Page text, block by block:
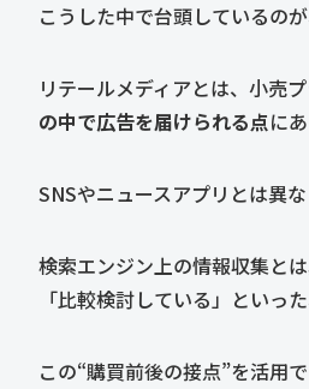
こうした中で台頭しているの
リテールメディアとは、小売
の中で広告を届けられる点に
SNSやニュースアプリとは異
検索エンジン上の情報収集と
「比較検討している」といっ
この“購買前後の接点”を活用